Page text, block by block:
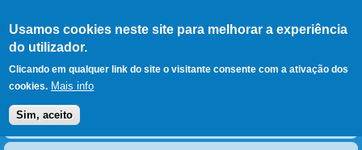
Usamos cookies neste site para melhorar a experiência
do utilizador.
Clicando em qualquer link do site o visitante consente com a ativação dos
cookies. Mais info
Sim, aceito
LERPARAVER , ir para a
página principal
O portal da visão diferente
Menu principal
Notícias